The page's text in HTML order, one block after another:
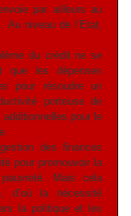
par ailleurs au
Au niveau de l’Etat,
du crédit ne se
les dépenses
pour résoudre un
porteuse de
pour le
des finances
pour promouvoir la
Mais cela
d’où la nécessité
la politique et les